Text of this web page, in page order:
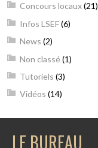
Concours locaux(21)
Infos LSEF(6)
News (2)
Non classé (1)
Tutoriels (3)
Vidéos (14)
LE BUREAU